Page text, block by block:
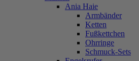
Ania Haie
Armbänder
Ketten
Fußkettchen
Ohrringe
Schmuck-Sets